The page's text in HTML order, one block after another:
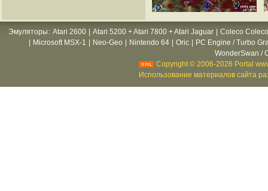
Эмуляторы : Atari 2600 Atari 5200 + Atari 7800 + Atari Jaguar
Coleco
Microsoft MSX-1 Neo-Geo Nintendo 64 Oric
PC Engine / Turbo
WonderSwan /
Copyright © 2006-2026 Portal
Использование материалов сайта